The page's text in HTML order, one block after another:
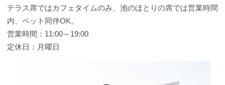
テラス席ではカフェタイムのみ、池のほとりの席では営業時間
内、ペット同伴OK。
営業時間：11:00～19:00
定休日：月曜日